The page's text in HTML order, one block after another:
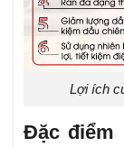
Lợi ích
Đặc điểm